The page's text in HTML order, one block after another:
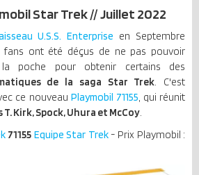
Star Trek // Juillet 2022
U.S.S. Enterprise en Septembre
fans ont été déçus de ne pas pouvoir
poche pour obtenir certains des
de la saga Star Trek. C'est
ce nouveau Playmobil 71155, qui réunit
Kirk, Spock, Uhura et McCoy.
71155 Equipe Star Trek- Prix Playmobil :